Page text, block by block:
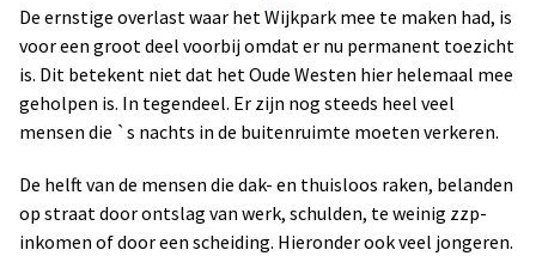
De ernstige overlast waar het Wijkpark mee te maken had, is
voor een groot deel voorbij omdat er nu permanent toezicht
is. Dit betekent niet dat het Oude Westen hier helemaal mee
geholpen is. In tegendeel. Er zijn nog steeds heel veel
mensen die `s nachts in de buitenruimte moeten verkeren.
De helft van de mensen die dak- en thuisloos raken, belanden
op straat door ontslag van werk, schulden, te weinig zzp-
inkomen of door een scheiding. Hieronder ook veel jongeren.